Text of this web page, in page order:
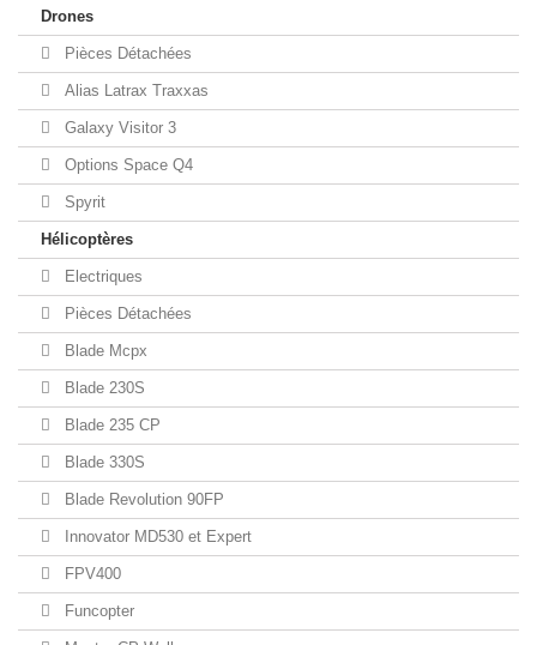
Drones
Pièces Détachées
Alias Latrax Traxxas
Galaxy Visitor 3
Options Space Q4
Spyrit
Hélicoptères
Electriques
Pièces Détachées
Blade Mcpx
Blade 230S
Blade 235 CP
Blade 330S
Blade Revolution 90FP
Innovator MD530 et Expert
FPV400
Funcopter